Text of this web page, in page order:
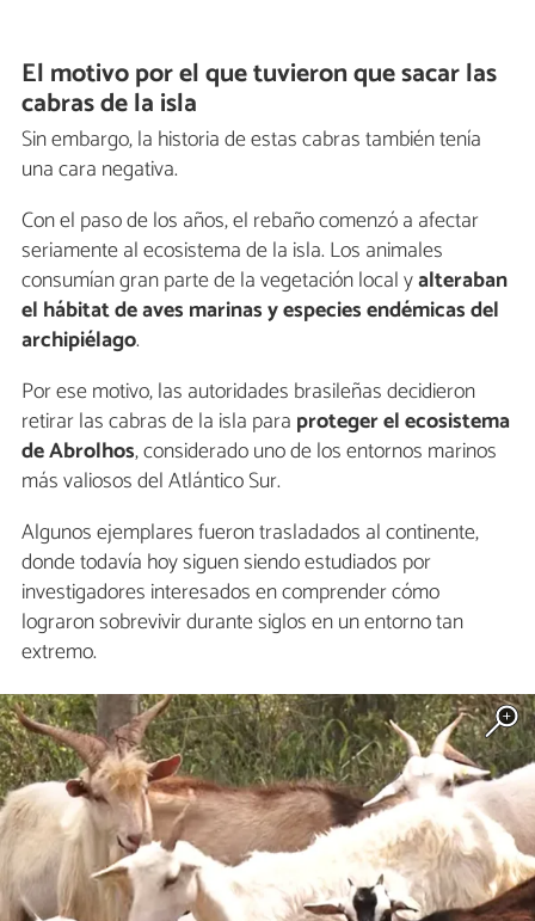
El motivo por el que tuvieron que sacar las
cabras de la isla
Sin embargo, la historia de estas cabras también tenía
una cara negativa.
Con el paso de los años, el rebaño comenzó a afectar
seriamente al ecosistema de la isla. Los animales
consumían gran parte de la vegetación local yalteraban
el hábitat de aves marinas y especies endémicas del
archipiélago.
Por ese motivo, las autoridades brasileñas decidieron
retirar las cabras de la isla para proteger el ecosistema
de Abrolhos, considerado uno de los entornos marinos
más valiosos del Atlántico Sur.
Algunos ejemplares fueron trasladados al continente,
donde todavía hoy siguen siendo estudiados por
investigadores interesados en comprender cómo
lograron sobrevivir durante siglos en un entorno tan
extremo.